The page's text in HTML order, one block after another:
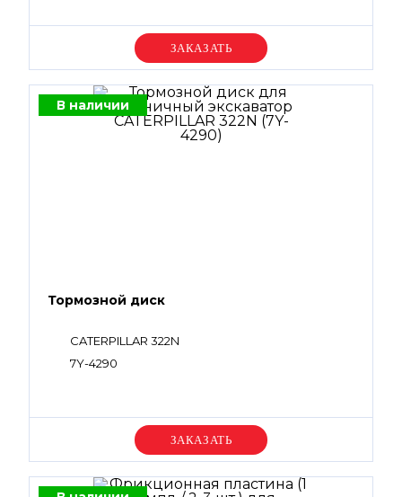
Уточняйте цену
В наличии
Тормозной диск
CATERPILLAR 322N
7Y-4290
Уточняйте цену